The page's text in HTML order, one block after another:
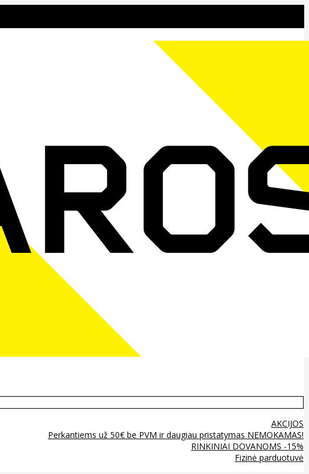
AKCIJOS
Perkantiems už 50€ be PVM ir daugiau pristatymas NEMOKAMAS!
RINKINIAI DOVANOMS -15%
Fizinė parduotuvė